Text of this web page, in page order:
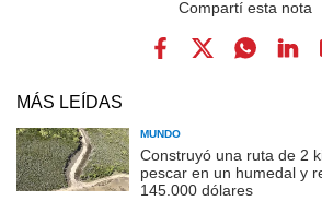
MÁS LEÍDAS
MUNDO
Construyó una ruta de 2
pescar en un humedal y
145.000 dólares